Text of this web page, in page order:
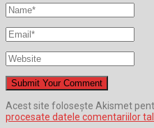
Acest site folosește Akismet
procesate datele comentariilor